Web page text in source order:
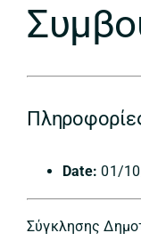
Date: 01/
Σύγκλησης